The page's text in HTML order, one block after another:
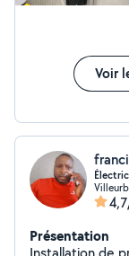
Voir
Présentation